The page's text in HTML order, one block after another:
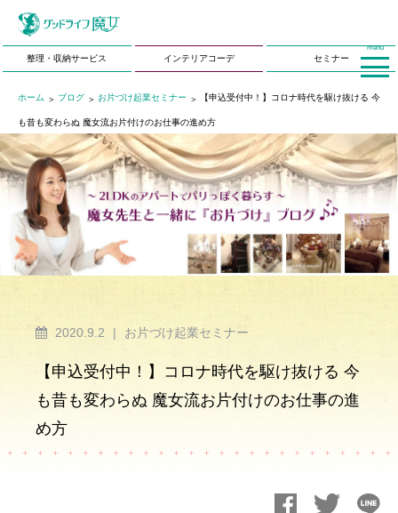
整理・収納サービス インテリアコーデ セミナー
ホーム ブログ お片づけ起業セミナー 【申込受付中！】コロナ時代を駆け抜ける 今
も昔も変わらぬ 魔女流お片付けのお仕事の進め方
2020.9.2 | お片づけ起業セミナー
【申込受付中！】コロナ時代を駆け抜ける 今
も昔も変わらぬ 魔女流お片付けのお仕事の進
め方
menu